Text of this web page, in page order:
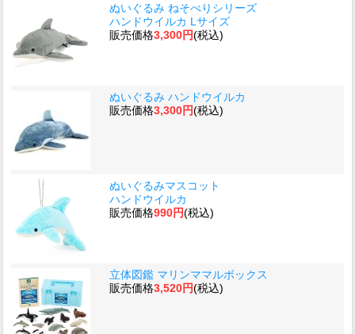
ぬいぐるみ ねそべりシリーズ
ハンドウイルカ Lサイズ
販売価格3,300円(税込)
ぬいぐるみ ハンドウイルカ
販売価格3,300円(税込)
ぬいぐるみマスコット
ハンドウイルカ
販売価格990円(税込)
立体図鑑 マリンママルボックス
販売価格3,520円(税込)